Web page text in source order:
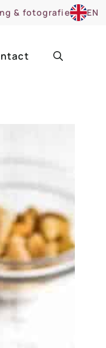
& fotografie EN